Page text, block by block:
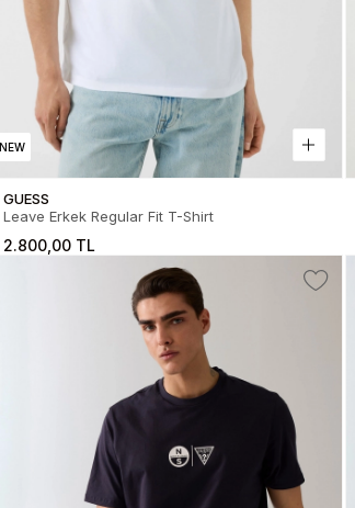
NEW
GUESS
Leave Erkek Regular Fit T-Shirt
2.800,00 TL